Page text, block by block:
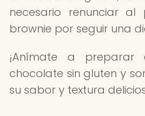
necesario renunciar
brownie por seguir una
¡Anímate a preparar
chocolate sin gluten y
su sabor y textura